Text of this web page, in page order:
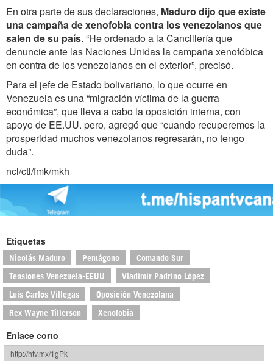
En otra parte de sus declaraciones, Maduro dijo que existe
una campaña de xenofobia contra los venezolanos que
salen de su país. “He ordenado a la Cancillería que
denuncie ante las Naciones Unidas la campaña xenofóbica
en contra de los venezolanos en el exterior”, precisó.
Para el jefe de Estado bolivariano, lo que ocurre en
Venezuela es una “migración víctima de la guerra
económica”, que lleva a cabo la oposición interna, con
apoyo de EE.UU. pero, agregó que “cuando recuperemos la
prosperidad muchos venezolanos regresarán, no tengo
duda”.
ncl/ctl/fmk/mkh
Etiquetas
Nicolás Maduro Pentágono Comando Sur
Tensiones Venezuela-EEUU Vladimir Padrino López
Luis Carlos Villegas Oposición Venezolana
Rex Wayne Tillerson Xenofobia
Enlace corto